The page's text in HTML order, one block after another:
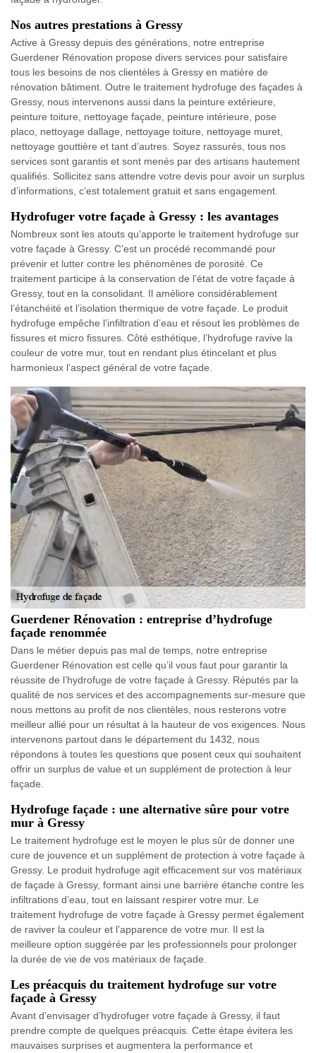
Nos autres prestations à Gressy
Active à Gressy depuis des générations, notre entreprise
Guerdener Rénovation propose divers services pour satisfaire
tous les besoins de nos clientèles à Gressy en matière de
rénovation bâtiment. Outre le traitement hydrofuge des façades à
Gressy, nous intervenons aussi dans la peinture extérieure,
peinture toiture, nettoyage façade, peinture intérieure, pose
placo, nettoyage dallage, nettoyage toiture, nettoyage muret,
nettoyage gouttière et tant d’autres. Soyez rassurés, tous nos
services sont garantis et sont menés par des artisans hautement
qualifiés. Sollicitez sans attendre votre devis pour avoir un surplus
d’informations, c’est totalement gratuit et sans engagement.
Hydrofuger votre façade à Gressy : les avantages
Nombreux sont les atouts qu’apporte le traitement hydrofuge sur
votre façade à Gressy. C’est un procédé recommandé pour
prévenir et lutter contre les phénomènes de porosité. Ce
traitement participe à la conservation de l’état de votre façade à
Gressy, tout en la consolidant. Il améliore considérablement
l’étanchéité et l’isolation thermique de votre façade. Le produit
hydrofuge empêche l’infiltration d’eau et résout les problèmes de
fissures et micro fissures. Côté esthétique, l’hydrofuge ravive la
couleur de votre mur, tout en rendant plus étincelant et plus
harmonieux l’aspect général de votre façade.
Guerdener Rénovation : entreprise d’hydrofuge
façade renommée
Dans le métier depuis pas mal de temps, notre entreprise
Guerdener Rénovation est celle qu’il vous faut pour garantir la
réussite de l’hydrofuge de votre façade à Gressy. Réputés par la
qualité de nos services et des accompagnements sur-mesure que
nous mettons au profit de nos clientèles, nous resterons votre
meilleur allié pour un résultat à la hauteur de vos exigences. Nous
intervenons partout dans le département du 1432, nous
répondons à toutes les questions que posent ceux qui souhaitent
offrir un surplus de value et un supplément de protection à leur
façade.
Hydrofuge façade : une alternative sûre pour votre
mur à Gressy
Le traitement hydrofuge est le moyen le plus sûr de donner une
cure de jouvence et un supplément de protection à votre façade à
Gressy. Le produit hydrofuge agit efficacement sur vos matériaux
de façade à Gressy, formant ainsi une barrière étanche contre les
infiltrations d’eau, tout en laissant respirer votre mur. Le
traitement hydrofuge de votre façade à Gressy permet également
de raviver la couleur et l’apparence de votre mur. Il est la
meilleure option suggérée par les professionnels pour prolonger
la durée de vie de vos matériaux de façade.
Les préacquis du traitement hydrofuge sur votre
façade à Gressy
Avant d’envisager d’hydrofuger votre façade à Gressy, il faut
prendre compte de quelques préacquis. Cette étape évitera les
mauvaises surprises et augmentera la performance et